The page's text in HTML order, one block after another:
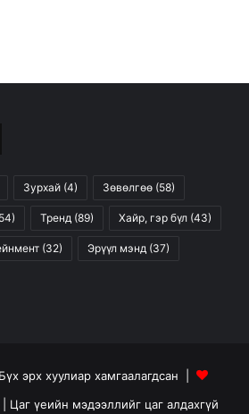
Зурхай (4) Зөвөлгөө (58)
Тренд (89) Хайр, гэр бүл (43)
(32) Эрүүл мэнд (37)
эрх хуулиар хамгаалагдсан |
| Цаг үеийн мэдээллийг цаг алдахгүй